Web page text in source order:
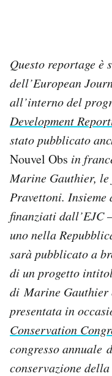
Questo reportage è
dell’European
all’interno del
Development
stato pubblicato
Nouvel Obs in
Marine Gauthier, le
Pravettoni.
finanziati dall’EJC
uno nella
sarà pubblicato a
di un progetto
di Marine Gauthier
presentata in
Conservation
congresso annuale
conservazione